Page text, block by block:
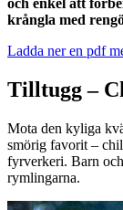
krångla med
Ladda ner en pdf
Tilltugg –
Mota den kyliga
smörig favorit –
fyrverkeri. Barn
rymlingarna.